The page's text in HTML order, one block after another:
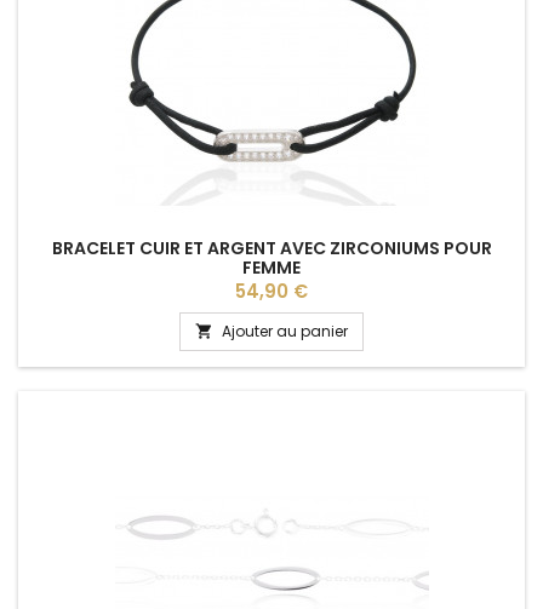
BRACELET CUIR ET ARGENT AVEC ZIRCONIUMS POUR
FEMME
Prix
54,90 €
 Ajouter au panier